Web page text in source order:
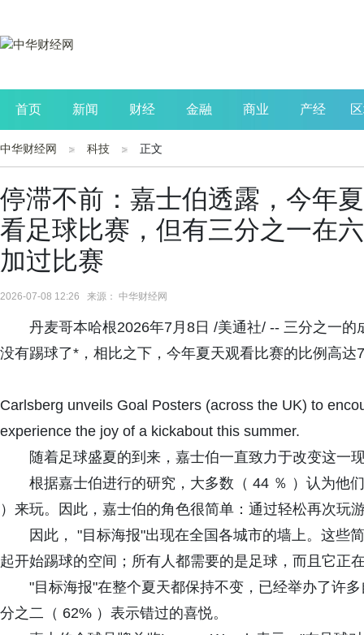
首页 新闻 财经 金融 商业 产经
公司 生活 读书
中华财经网 科技 正文
停滞不前：嘉士伯透露，今年
看足球比赛，但有三分之一在
加过比赛
2026-07-08 12:26 来源： 中华财经网
丹麦哥本哈根2026年7月8日 /美通社/ -- 三分之一
没有踢球了*，相比之下，今年夏天观看比赛的比例高达
Carlsberg unveils Goal Posters (across the UK) to
experience the joy of a kickabout this summer.
随着足球盛夏的到来，嘉士伯一直致力于改变这一
根据嘉士伯进行的研究，大多数（ 44 ％ ）认为他
）来玩。因此，嘉士伯的角色很简单：通过轻松再次玩
因此， "目标海报"出现在全国各城市的墙上。这些
起开始踢球的空间；所有人都需要的是足球，而且它正
"目标海报"在整个夏天都保持不变，已经举办了许
分之二（ 62% ）表示错过的喜悦。